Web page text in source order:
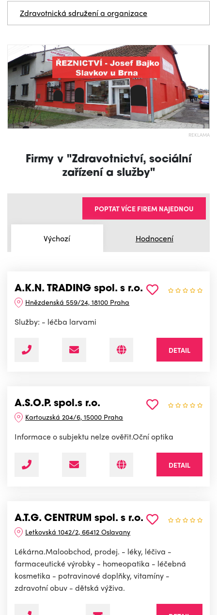
Zdravotnická sdružení a organizace
REKLAMA
Firmy v "Zdravotnictví, sociální
zařízení a služby"
Výchozí Hodnocení
POPTAT VÍCE FIREM NAJEDNOU
A.K.N. TRADING spol. s r.o.
Hnězdenská 559/24, 18100 Praha
Služby: - léčba larvami
DETAIL
A.S.O.P. spol.s r.o.
Kartouzská 204/6, 15000 Praha
Informace o subjektu nelze ověřit.Oční optika
DETAIL
A.T.G. CENTRUM spol. s r.o.
Letkovská 1042/2, 66412 Oslavany
Lékárna.Maloobchod, prodej. - léky, léčiva -
farmaceutické výrobky - homeopatika - léčebná
kosmetika - potravinové doplňky, vitamíny -
zdravotní obuv - dětská výživa.